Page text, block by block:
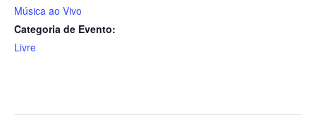
Música ao Vivo
Categoria de Evento:
Livre